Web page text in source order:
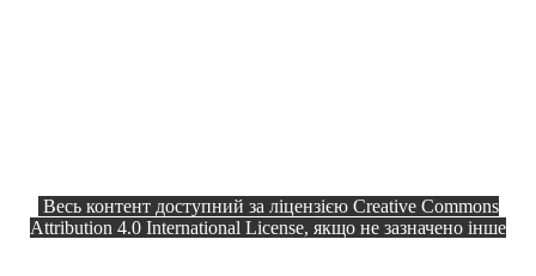
Весь контент доступний за ліцензією Creative Commons
Attribution 4.0 International License, якщо не зазначено інше